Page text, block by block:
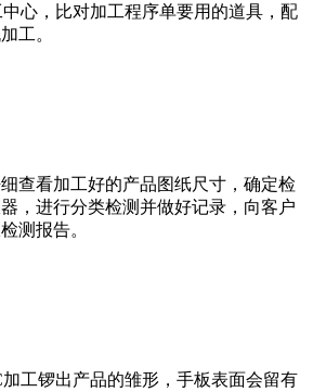
心，比对加工程序单要用的道具，配
工。
查看加工好的产品图纸尺寸，确定检
，进行分类检测并做好记录，向客户
测报告。
工锣出产品的雏形，手板表面会留有